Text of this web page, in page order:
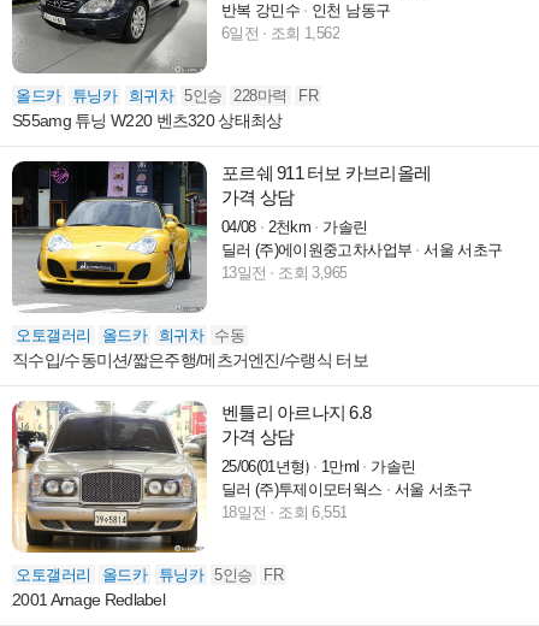
반복 강민수
인천 남동구
6일전
조회 1,562
올드카 튜닝카 희귀차 5인승 228마력 FR
S55amg 튜닝 W220 벤츠320 상태최상
포르쉐 911 터보 카브리올레
가격 상담
04/08 2천km
가솔린
딜러 (주)에이원중고차사업부
서울 서초구
13일전
조회 3,965
오토갤러리 올드카 희귀차 수동
직수입/수동미션/짧은주행/메츠거엔진/수랭식 터보
벤틀리 아르나지 6.8
가격 상담
25/06(01년형) 1만ml
가솔린
딜러 (주)투제이모터웍스
서울 서초구
18일전
조회 6,551
오토갤러리 올드카 튜닝카 5인승 FR
2001 Arnage Redlabel